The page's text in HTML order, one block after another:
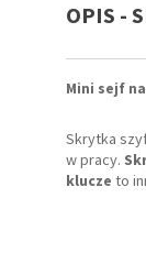
OPIS -
Mini sejf
Skrytka
w pracy.
klucze to